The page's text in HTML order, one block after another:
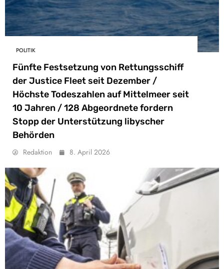
POLITIK
Fünfte Festsetzung von Rettungsschiff
der Justice Fleet seit Dezember /
Höchste Todeszahlen auf Mittelmeer seit
10 Jahren / 128 Abgeordnete fordern
Stopp der Unterstützung libyscher
Behörden
Redaktion 8. April 2026